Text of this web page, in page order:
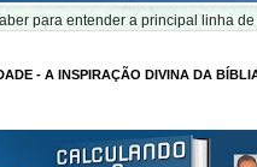
para entender a principal linha de
- A INSPIRAÇÃO DIVINA DA